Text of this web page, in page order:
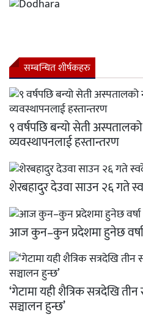
सम्बन्धित शीर्षकहरु
९ वर्षपछि बन्यो सेती
व्यवस्थापनलाई हस्तान्तरण
शेरबहादुर देउवा साउन २६ गते
आज कुन–कुन प्रदेशमा हुनेछ
‘गेटामा यही शैत्रिक सत्रदेखि
सञ्चालन हुन्छ’